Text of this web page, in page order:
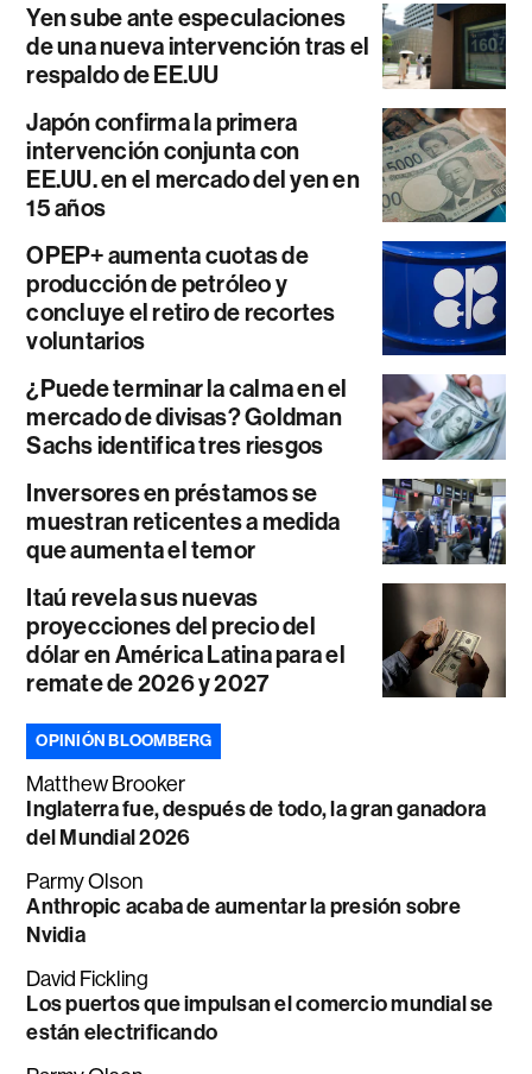
Yen sube ante especulaciones
de una nueva intervención tras el
respaldo de EE.UU
Japón confirma la primera
intervención conjunta con
EE.UU. en el mercado del yen en
15 años
OPEP+ aumenta cuotas de
producción de petróleo y
concluye el retiro de recortes
voluntarios
¿Puede terminar la calma en el
mercado de divisas? Goldman
Sachs identifica tres riesgos
Inversores en préstamos se
muestran reticentes a medida
que aumenta el temor
Itaú revela sus nuevas
proyecciones del precio del
dólar en América Latina para el
remate de 2026 y 2027
OPINIÓN BLOOMBERG
Matthew Brooker
Inglaterra fue, después de todo, la gran ganadora
del Mundial 2026
Parmy Olson
Anthropic acaba de aumentar la presión sobre
Nvidia
David Fickling
Los puertos que impulsan el comercio mundial se
están electrificando